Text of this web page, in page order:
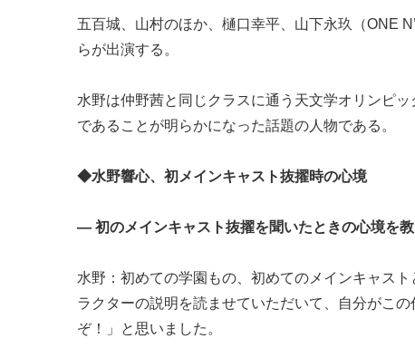
五百城、山村のほか、樋口幸平、山下永玖（ONE
らが出演する。
水野は仲野茜と同じクラスに通う天文学オリンピ
であることが明らかになった話題の人物である。
◆水野響心、初メインキャスト抜擢時の心境
― 初のメインキャスト抜擢を聞いたときの心境を教
水野：初めての学園もの、初めてのメインキャス
ラクターの説明を読ませていただいて、自分がこ
ぞ！」と思いました。